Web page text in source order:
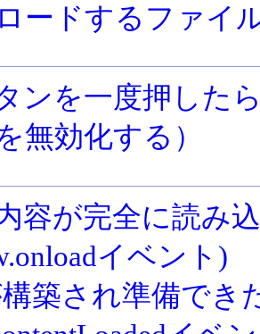
ードするファイ
ンを一度押した
無効化する）
容が完全に読み
イベント)
築され準備でき